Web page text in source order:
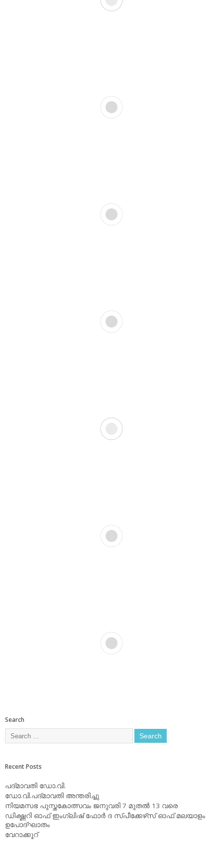
Search
Recent Posts
പദ്മാവതി ഡോ.വി.
ഡോ.വി.പദ്മാവതി അന്തരിച്ചു
നിയമസഭ പുസ്തകോത്സവം ജനുവരി 7 മുതല്‍ 13 വരെ
ഡിക്ഷ്ണറി ഓഫ് ഇംഗ്ലിഷ് ഫോര്‍ ദ സ്പീക്കേഴ്‌സ് ഓഫ് മലയാളം
ഉപോദ്ഘാതം
വേറാക്കൂറ്